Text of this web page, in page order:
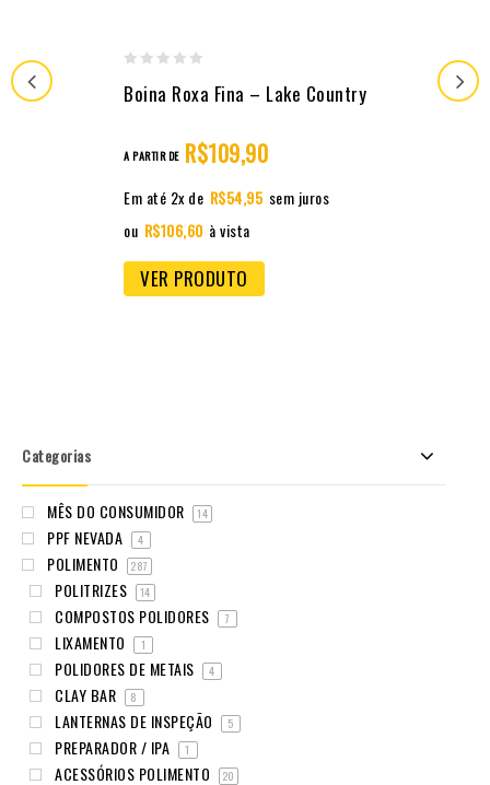
out
5
Boina Roxa Fina – Lake Country
A PARTIR DE R$109,90
Em até 2x de R$54,95 sem juros
ou R$106,60 à vista
VER PRODUTO
Categorias
MÊS DO CONSUMIDOR 14
PPF NEVADA 4
POLIMENTO 287
POLITRIZES 14
COMPOSTOS POLIDORES 7
LIXAMENTO 1
POLIDORES DE METAIS 4
CLAY BAR 8
LANTERNAS DE INSPEÇÃO 5
PREPARADOR / IPA 1
ACESSÓRIOS POLIMENTO 20